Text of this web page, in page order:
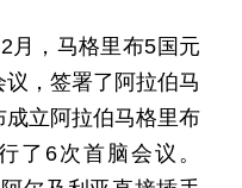
月，马格里布5国元
，签署了阿拉伯马
立阿拉伯马格里布
了6次首脑会议。